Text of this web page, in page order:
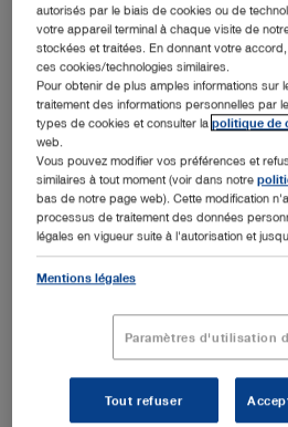
N° de réf. commande :
Bronchoscope, taille 6,
Diamètre extérieur de chemise
autorisés par le biais de cookies ou de
votre appareil terminal à chaque visite de
stockées et traitées. En donnant votre
ces cookies/technologies similaires.
Pour obtenir de plus amples informations sur
traitement des informations personnelles par
types de cookies et consulter lapolitique de
web.
Vous pouvez modifier vos préférences et
similaires à tout moment (voir dans notre
bas de notre page web). Cette modification
processus de traitement des données
légales en vigueur suite à l'autorisation et
Mentions légales
Paramètres d'utilisation
Tout refuser